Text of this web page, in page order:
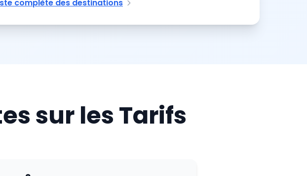
complète des destinations
sur les Tarifs